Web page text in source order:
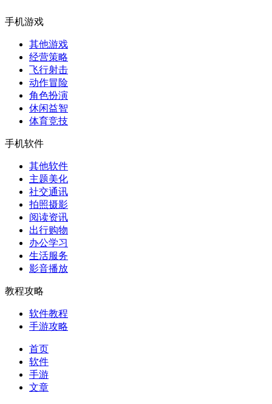
手机游戏
其他游戏
经营策略
飞行射击
动作冒险
角色扮演
休闲益智
体育竞技
手机软件
其他软件
主题美化
社交通讯
拍照摄影
阅读资讯
出行购物
办公学习
生活服务
影音播放
教程攻略
软件教程
手游攻略
首页
软件
手游
文章